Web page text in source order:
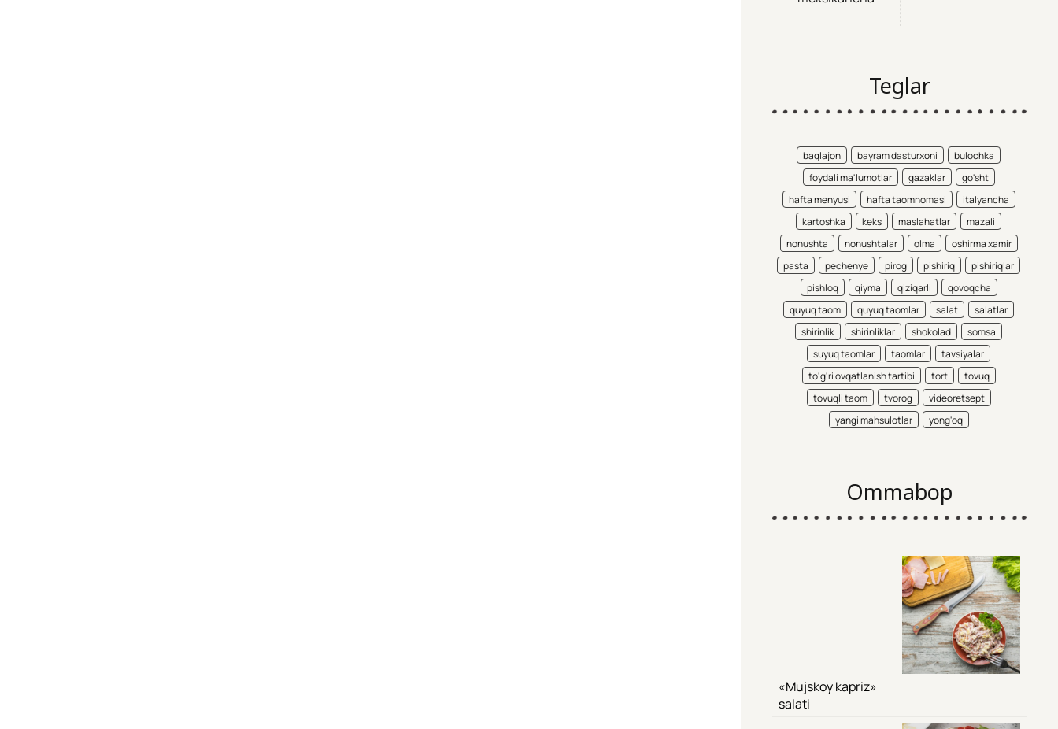
Teglar
baqlajon bayram dasturxoni
bulochka
foydali ma'lumotlar
gazaklar
go'sht
hafta menyusi
hafta taomnomasi
italyancha
kartoshka
keks maslahatlar
mazali
nonushta
nonushtalar olma
oshirma xamir
pasta
pechenye pirog pishiriq
pishiriqlar
pishloq
qiyma qiziqarli
qovoqcha
quyuq taom
quyuq taomlar salat
salatlar
shirinlik
shirinliklar shokolad
somsa
suyuq taomlar
taomlar
tavsiyalar
to'g'ri ovqatlanish tartibi
tort
tovuq
tovuqli taom
tvorog
videoretsept
yangi mahsulotlar
yong'oq
Ommabop
«Mujskoy kapriz»
salati